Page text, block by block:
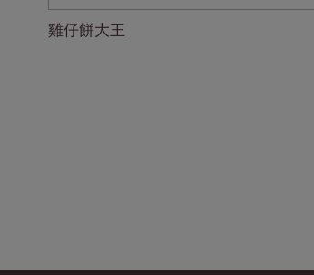
雞仔餅大王